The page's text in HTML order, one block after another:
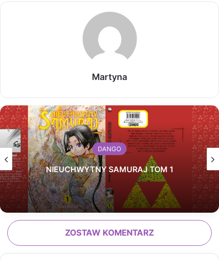
Martyna
DANGO
NIEUCHWYTNY SAMURAJ TOM 1
ZOSTAW KOMENTARZ